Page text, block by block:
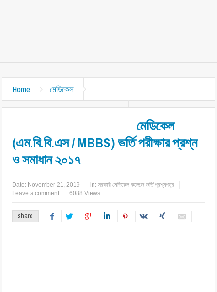
Home মেডিকেল
মেডিকেল
(এম.বি.বি.এস / MBBS) ভর্তি পরীক্ষার প্রশ্ন
ও সমাধান ২০১৭
Date: November 21, 2019 in:সরকারি মেডিকেল কলেজে ভর্তি প্রশ্নপত্র
Leave a comment
6088 Views
share